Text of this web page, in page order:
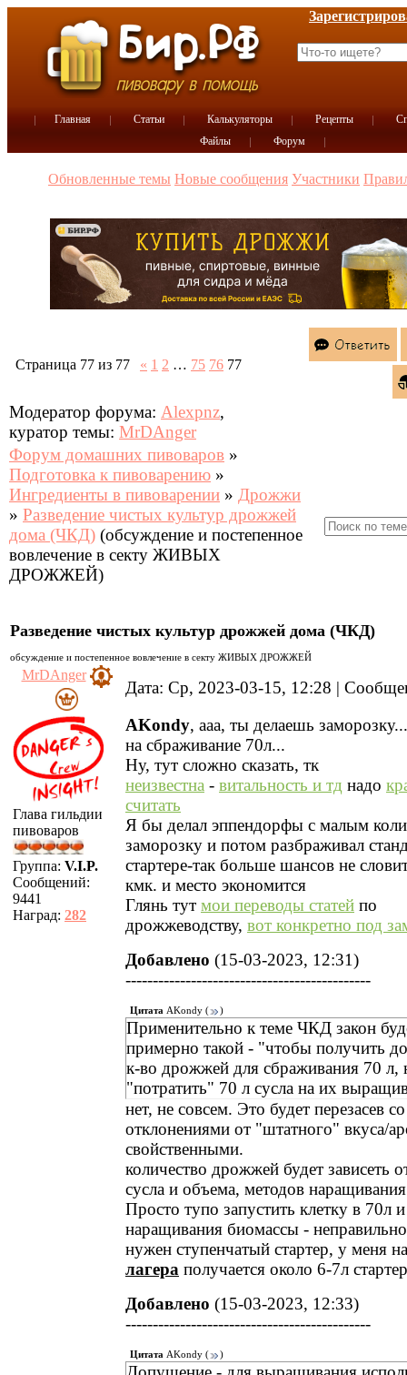
Главная Статьи Калькуляторы Рецепты
Файлы
Форум
Обновленные темы Новые сообщения Участники
Страница 77 из 77 « 1 2 … 75 76 77
Модератор форума: Alexpnz,
куратор темы: MrDAnger
Форум домашних пивоваров »
Подготовка к пивоварению »
Ингредиенты в пивоварении » Дрожжи
» Разведение чистых культур дрожжей
дома (ЧКД) (обсуждение и постепенное
вовлечение в секту ЖИВЫХ
ДРОЖЖЕЙ)
Разведение чистых культур дрожжей дома (ЧКД)
обсуждение и постепенное вовлечение в секту ЖИВЫХ ДРОЖЖЕЙ
MrDAnger
Дата: Ср, 2023-03-15, 12:28 |
Глава гильдии
пивоваров
Группа: V.I.P.
Сообщений:
9441
Наград: 282
AKondy, ааа, ты делаешь
на сбраживание 70л...
Ну, тут сложно сказать, тк
неизвестна - витальность и тд надо
считать
Я бы делал эппендорфы с малым
заморозку и потом разбраживал
стартере-так больше шансов не
кмк. и место экономится
Глянь тут мои переводы статей по
дрожжеводству, вот конкретно под
Добавлено (15-03-2023, 12:31)
---------------------------------------------
Цитата AKondy ( )
Применительно к теме ЧКД закон
примерно такой - "чтобы получить
к-во дрожжей для сбраживания 70 л,
"потратить" 70 л сусла на их
нет, не совсем. Это будет перезасев
отклонениями от "штатного" вкуса/
свойственными.
количество дрожжей будет зависеть
сусла и объема, методов
Просто тупо запустить клетку в 70л
наращивания биомассы -
нужен ступенчатый стартер, у меня
лагера получается около 6-7л
Добавлено (15-03-2023, 12:33)
---------------------------------------------
Цитата AKondy ( )